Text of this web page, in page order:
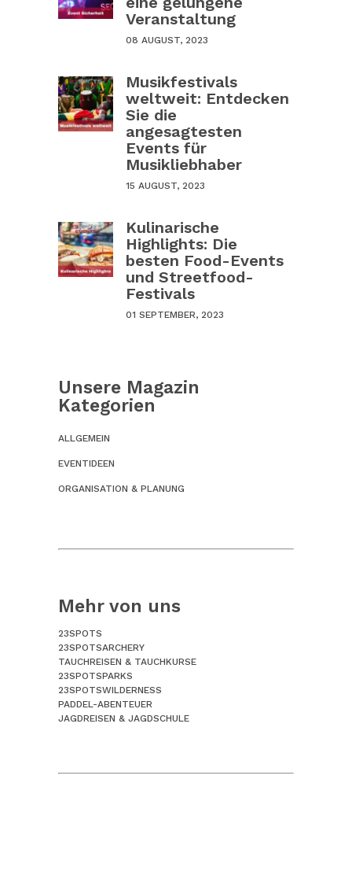
Veranstaltung
08 AUGUST, 2023
Musikfestivals
weltweit: Entdecken
Sie die
angesagtesten
Events für
Musikliebhaber
15 AUGUST, 2023
Kulinarische
Highlights: Die
besten Food-Events
und Streetfood-
Festivals
01 SEPTEMBER, 2023
Unsere Magazin
Kategorien
ALLGEMEIN
EVENTIDEEN
ORGANISATION & PLANUNG
Mehr von uns
23SPOTS
23SPOTSARCHERY
TAUCHREISEN & TAUCHKURSE
23SPOTSPARKS
23SPOTSWILDERNESS
PADDEL-ABENTEUER
JAGDREISEN & JAGDSCHULE